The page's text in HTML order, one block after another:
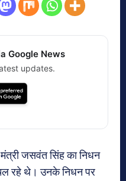
Google News
updates.
मंत्री जसवंत सिंह का निधन
चल रहे थे। उनके निधन पर